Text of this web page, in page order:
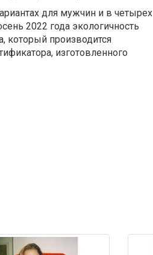
для мужчин и в четырех
2022 года экологичность
который производится
изготовленного